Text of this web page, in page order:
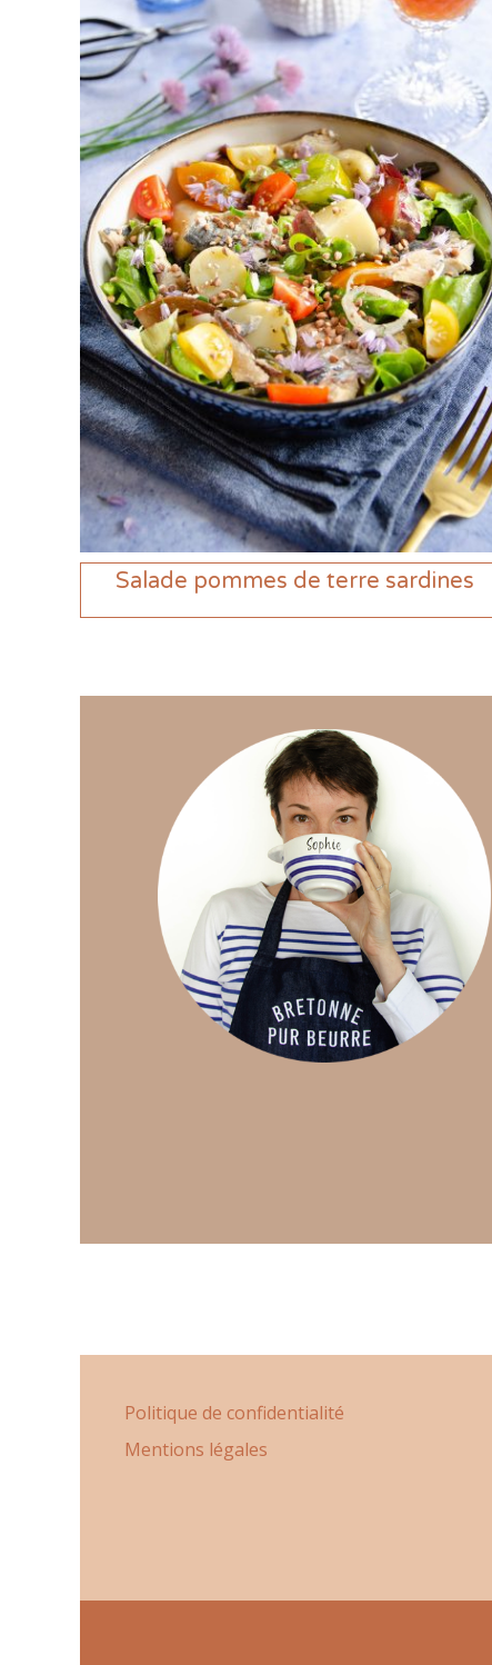
Salade pommes de terre sardines
Politique de confidentialité
Mentions légales